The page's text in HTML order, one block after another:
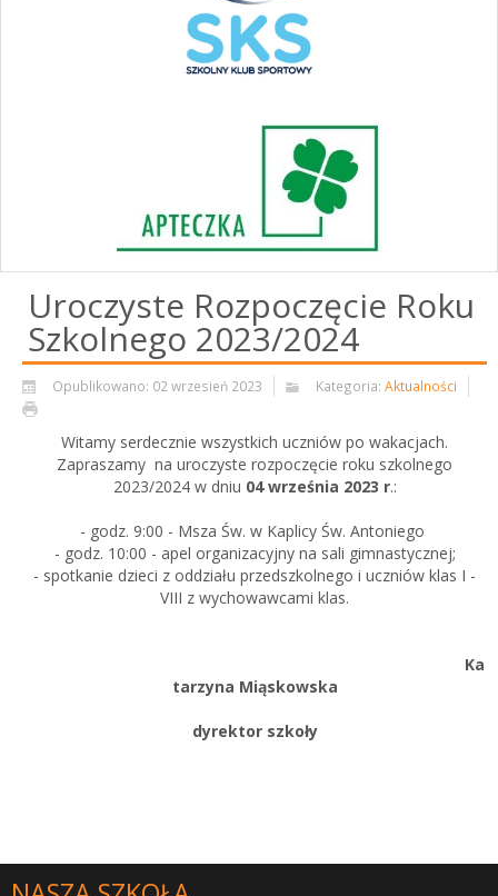
Uroczyste Rozpoczęcie Roku
Szkolnego 2023/2024
Opublikowano: 02 wrzesień 2023 Kategoria: Aktualności
Witamy serdecznie wszystkich uczniów po wakacjach.
Zapraszamy na uroczyste rozpoczęcie roku szkolnego
2023/2024 w dniu 04 września 2023 r.:
- godz. 9:00 - Msza Św. w Kaplicy Św. Antoniego
- godz. 10:00 - apel organizacyjny na sali gimnastycznej;
- spotkanie dzieci z oddziału przedszkolnego i uczniów klas I -
VIII z wychowawcami klas.
Ka
tarzyna Miąskowska
dyrektor szkoły